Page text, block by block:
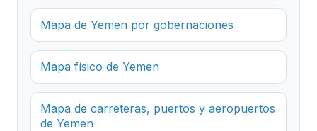
Mapa de Yemen por gobernaciones
Mapa físico de Yemen
Mapa de carreteras, puertos y aeropuertos
de Yemen